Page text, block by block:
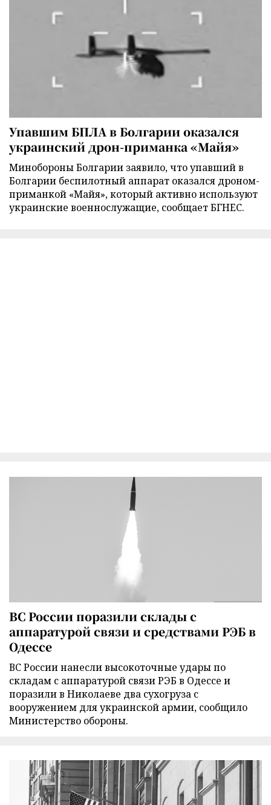
Упавшим БПЛА в Болгарии оказался
украинский дрон-приманка «Майя»
Минобороны Болгарии заявило, что упавший в
Болгарии беспилотный аппарат оказался дроном-
приманкой «Майя», который активно используют
украинские военнослужащие, сообщает БГНЕС.
ВС России поразили склады с
аппаратурой связи и средствами РЭБ в
Одессе
ВС России нанесли высокоточные удары по
складам с аппаратурой связи РЭБ в Одессе и
поразили в Николаеве два сухогруза с
вооружением для украинской армии, сообщило
Министерство обороны.